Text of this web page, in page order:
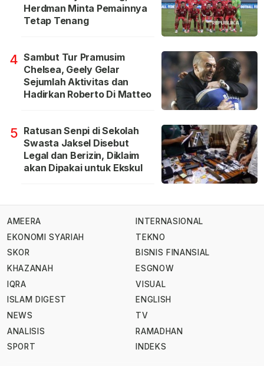
Herdman Minta Pemainnya
Tetap Tenang
4 Sambut Tur Pramusim
Chelsea, Geely Gelar
Sejumlah Aktivitas dan
Hadirkan Roberto Di Matteo
5 Ratusan Senpi di Sekolah
Swasta Jaksel Disebut
Legal dan Berizin, Diklaim
akan Dipakai untuk Ekskul
AMEERA
EKONOMI SYARIAH
SKOR
KHAZANAH
IQRA
ISLAM DIGEST
NEWS
ANALISIS
SPORT
INTERNASIONAL
TEKNO
BISNIS FINANSIAL
ESGNOW
VISUAL
ENGLISH
TV
RAMADHAN
INDEKS